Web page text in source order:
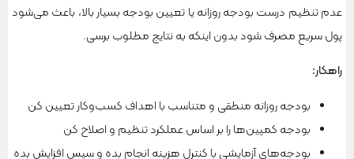
عدم تنظیم درست بودجه روزانه یا تعیین بودجه بسیار بالا، باعث می‌شود
پول سریع مصرف شود بدون اینکه به نتایج مطلوب برسی.
راهکار:
بودجه روزانه منطقی و متناسب با اهداف کسب‌وکار تعیین کن
بودجه کمپین‌ها را بر اساس عملکرد تنظیم و اصلاح کن
بودجه‌های آزمایشی با کنترل هزینه انجام بده و سپس افزایش بده